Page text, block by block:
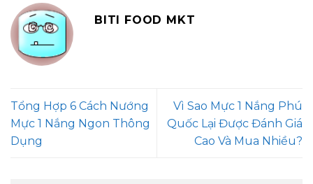
BITI FOOD MKT
Tổng Hợp 6 Cách Nướng
Mực 1 Nắng Ngon Thông
Dụng
Vì Sao Mực 1 Nắng Phú
Quốc Lại Được Đánh Giá
Cao Và Mua Nhiều?